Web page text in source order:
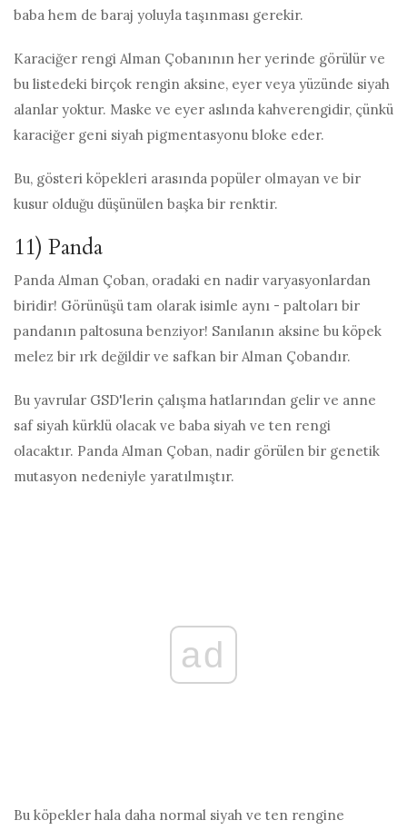
baba hem de baraj yoluyla taşınması gerekir.
Karaciğer rengi Alman Çobanının her yerinde görülür ve
bu listedeki birçok rengin aksine, eyer veya yüzünde siyah
alanlar yoktur. Maske ve eyer aslında kahverengidir, çünkü
karaciğer geni siyah pigmentasyonu bloke eder.
Bu, gösteri köpekleri arasında popüler olmayan ve bir
kusur olduğu düşünülen başka bir renktir.
11) Panda
Panda Alman Çoban, oradaki en nadir varyasyonlardan
biridir! Görünüşü tam olarak isimle aynı - paltoları bir
pandanın paltosuna benziyor! Sanılanın aksine bu köpek
melez bir ırk değildir ve safkan bir Alman Çobandır.
Bu yavrular GSD'lerin çalışma hatlarından gelir ve anne
saf siyah kürklü olacak ve baba siyah ve ten rengi
olacaktır. Panda Alman Çoban, nadir görülen bir genetik
mutasyon nedeniyle yaratılmıştır.
ad
Bu köpekler hala daha normal siyah ve ten rengine